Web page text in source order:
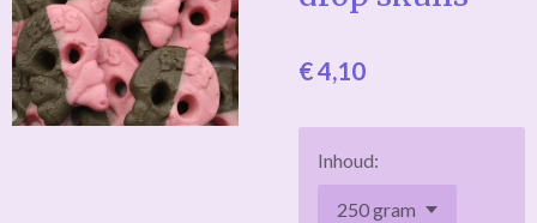
€ 4,10
Inhoud: